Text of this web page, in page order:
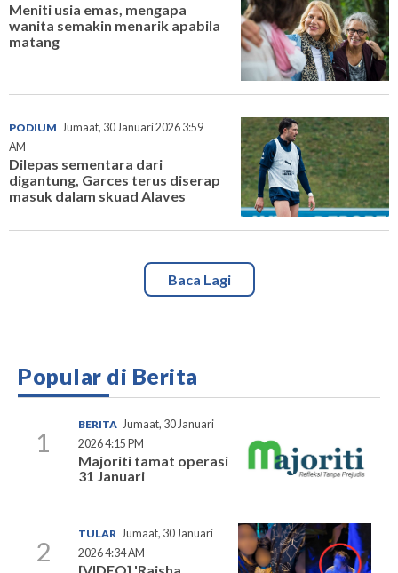
Meniti usia emas, mengapa
wanita semakin menarik apabila
matang
PODIUM Jumaat, 30 Januari 2026 3:59
AM
Dilepas sementara dari
digantung, Garces terus diserap
masuk dalam skuad Alaves
Baca Lagi
Popular di Berita
1
BERITA Jumaat, 30 Januari
2026 4:15 PM
Majoriti tamat operasi
31 Januari
2
TULAR Jumaat, 30 Januari
2026 4:34 AM
[VIDEO] 'Raisha